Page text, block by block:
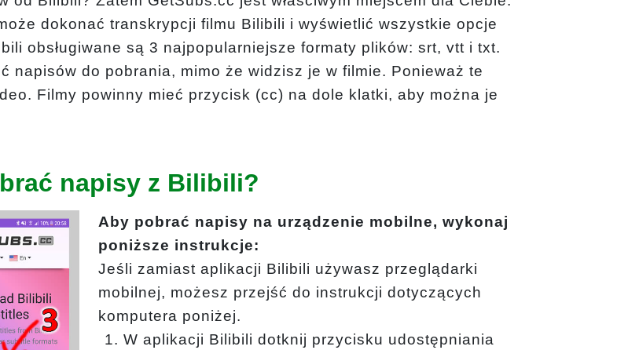
dokonać transkrypcji filmu Bilibili i wyświetlić wszystkie opcje
obsługiwane są 3 najpopularniejsze formaty plików: srt, vtt i txt.
napisów do pobrania, mimo że widzisz je w filmie. Ponieważ te
Filmy powinny mieć przycisk (cc) na dole klatki, aby można je
napisy z Bilibili?
Aby pobrać napisy na urządzenie mobilne, wykonaj
poniższe instrukcje:
Jeśli zamiast aplikacji Bilibili używasz przeglądarki
mobilnej, możesz przejść do instrukcji dotyczących
komputera poniżej.
W aplikacji Bilibili dotknij przycisku udostępniania